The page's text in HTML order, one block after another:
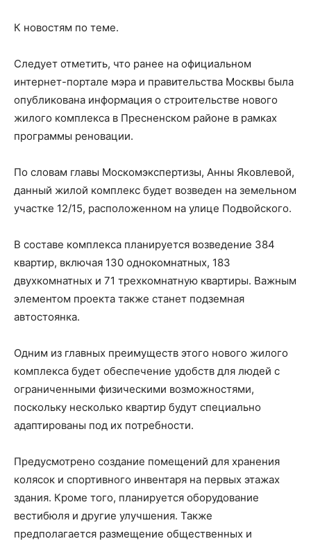
К новостям по теме.
Следует отметить, что ранее на официальном
интернет-портале мэра и правительства Москвы была
опубликована информация о строительстве нового
жилого комплекса в Пресненском районе в рамках
программы реновации.
По словам главы Москомэкспертизы, Анны Яковлевой,
данный жилой комплекс будет возведен на земельном
участке 12/15, расположенном на улице Подвойского.
В составе комплекса планируется возведение 384
квартир, включая 130 однокомнатных, 183
двухкомнатных и 71 трехкомнатную квартиры. Важным
элементом проекта также станет подземная
автостоянка.
Одним из главных преимуществ этого нового жилого
комплекса будет обеспечение удобств для людей с
ограниченными физическими возможностями,
поскольку несколько квартир будут специально
адаптированы под их потребности.
Предусмотрено создание помещений для хранения
колясок и спортивного инвентаря на первых этажах
здания. Кроме того, планируется оборудование
вестибюля и другие улучшения. Также
предполагается размещение общественных и